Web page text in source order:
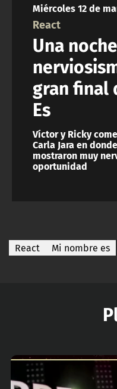
Miércoles 12 de
React
Una
gran final
Es
Víctor y Ricky
Carla Jara en
mostraron muy
oportunidad
React Mi nombre es